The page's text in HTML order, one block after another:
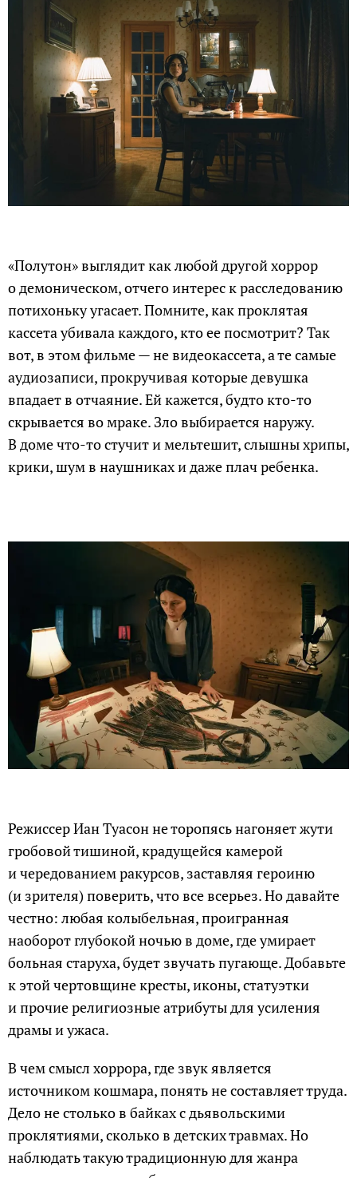
«Полутон» выглядит как любой другой хоррор
о демоническом, отчего интерес к расследованию
потихоньку угасает. Помните, как проклятая
кассета убивала каждого, кто ее посмотрит? Так
вот, в этом фильме — не видеокассета, а те самые
аудиозаписи, прокручивая которые девушка
впадает в отчаяние. Ей кажется, будто кто-то
скрывается во мраке. Зло выбирается наружу.
В доме что-то стучит и мельтешит, слышны хрипы,
крики, шум в наушниках и даже плач ребенка.
Режиссер Иан Туасон не торопясь нагоняет жути
гробовой тишиной, крадущейся камерой
и чередованием ракурсов, заставляя героиню
(и зрителя) поверить, что все всерьез. Но давайте
честно: любая колыбельная, проигранная
наоборот глубокой ночью в доме, где умирает
больная старуха, будет звучать пугающе. Добавьте
к этой чертовщине кресты, иконы, статуэтки
и прочие религиозные атрибуты для усиления
драмы и ужаса.
В чем смысл хоррора, где звук является
источником кошмара, понять не составляет труда.
Дело не столько в байках с дьявольскими
проклятиями, сколько в детских травмах. Но
наблюдать такую традиционную для жанра